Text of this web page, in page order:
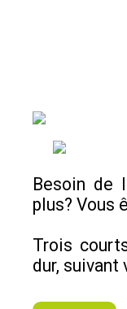
Besoin de
plus? Vous
Trois
dur, suivant